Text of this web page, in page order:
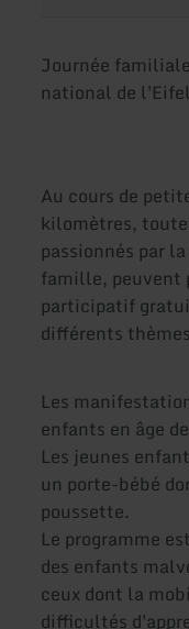
Journée
national de l'Eifel
Au cours de
kilomètres,
passionnés par
famille, peuvent
participatif
différents
Les
enfants en âge
Les jeunes
un porte-bébé
poussette.
Le programme
des enfants
ceux dont la
difficultés